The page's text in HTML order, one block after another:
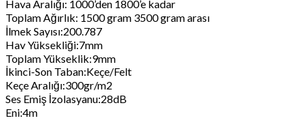
Hava Aralığı: 1000’den 1800’e kadar
Toplam Ağırlık: 1500 gram 3500 gram arası
İlmek Sayısı:200.787
Hav Yüksekliği:7mm
Toplam Yükseklik:9mm
İkinci-Son Taban:Keçe/Felt
Keçe Aralığı:300gr/m2
Ses Emiş İzolasyanu:28dB
Eni:4m